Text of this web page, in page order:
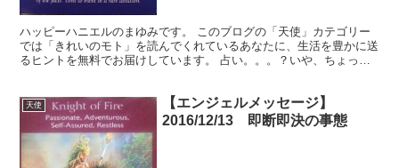
ハッピーハニエルのまゆみです。 このブログの「天使」カテゴリー
では「きれいのモト」を読んでくれているあなたに、生活を豊かに送
るヒントを無料でお届けしています。 占い。。。？いや、ちょっと
天使
【エンジェルメッセージ】
2016/12/13 即断即決の事態